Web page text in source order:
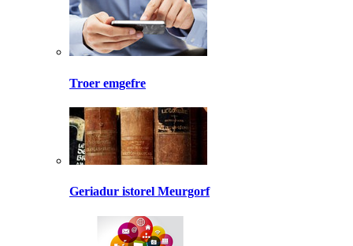
Troer emgefre
Geriadur istorel Meurgorf